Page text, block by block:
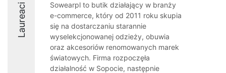
Laureaci
Sowearpl to butik działający w branży
e-commerce, który od 2011 roku skupia
się na dostarczaniu starannie
wyselekcjonowanej odzieży, obuwia
oraz akcesoriów renomowanych marek
światowych. Firma rozpoczęła
działalność w Sopocie, następnie